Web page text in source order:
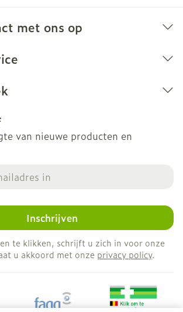
met ons op
van nieuwe producten en
Inschrijven
te klikken, schrijft u zich in voor onze
u akkoord met onze privacy policy.